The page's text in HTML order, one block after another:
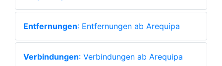
Entfernungen: Entfernungen ab Arequipa
Verbindungen: Verbindungen ab Arequipa